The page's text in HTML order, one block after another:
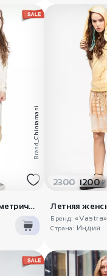
Brand_
Chintamani
Утепленная асимметричная юбка
2300 1200₽
Бренд: «Vastra»
Страна: Индия